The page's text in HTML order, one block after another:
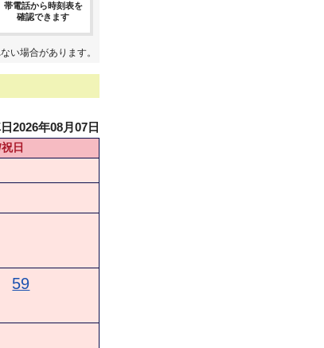
帯電話から時刻表を
確認できます
い場合があります。
2026年08月07日
日
59